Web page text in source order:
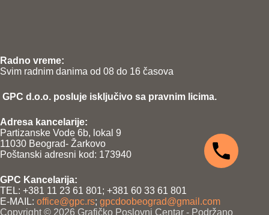
Radno vreme:
Svim radnim danima od 08 do 16 časova
GPC d.o.o. posluje isključivo sa pravnim licima.
Adresa kancelarije:
Partizanske Vode 6b, lokal 9
11030 Beograd- Žarkovo
Poštanski adresni kod: 173940
GPC Kancelarija:
TEL: +381 11 23 61 801; +381 60 33 61 801
E-MAIL: office@gpc.rs; gpcdoobeograd@gmail.com
Copyright © 2026 Grafičko Poslovni Centar - Podržano